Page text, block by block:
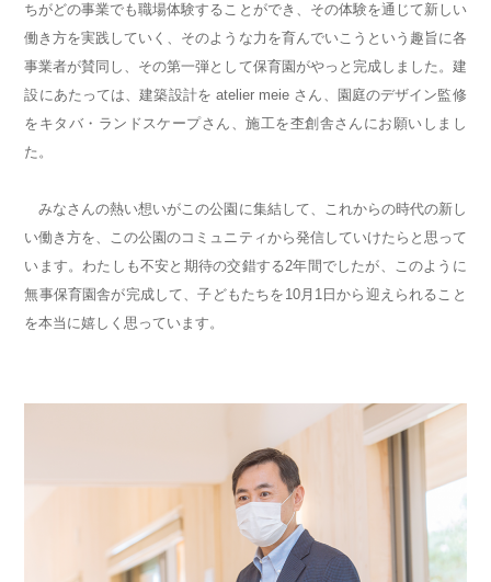
ちがどの事業でも職場体験することができ、その体験を通じて新しい
働き方を実践していく、そのような力を育んでいこうという趣旨に各
事業者が賛同し、その第一弾として保育園がやっと完成しました。建
設にあたっては、建築設計を atelier meie さん、園庭のデザイン監修
をキタバ・ランドスケープさん、施工を杢創舎さんにお願いしまし
た。
みなさんの熱い想いがこの公園に集結して、これからの時代の新し
い働き方を、この公園のコミュニティから発信していけたらと思って
います。わたしも不安と期待の交錯する2年間でしたが、このように
無事保育園舎が完成して、子どもたちを10月1日から迎えられること
を本当に嬉しく思っています。